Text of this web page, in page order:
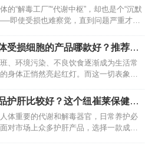
的“解毒工厂”“代谢中枢”，却也是个“沉默
即使受损也难察觉，直到问题严重才会
今天分享一套科学易懂的养肝护肝方法，
息、情绪到习惯，全方位守护肝脏健康
受损细胞的产品哪款好？推荐纽
欣活饮品
、环境污染、不良饮食逐渐成为生活常
身体正悄然亮起红灯。而这一切表象的
康状况，修复受损细胞是关键。在琳琅
产品中，安利纽崔莱基源欣活饮品凭借
卓越功效脱颖而出，成为众多健康追求
选。…
护肝比较好？这个纽崔莱保健品
好
体重要的代谢和解毒器官，日常养护必
对市场上众多护肝产品，选择一款成分